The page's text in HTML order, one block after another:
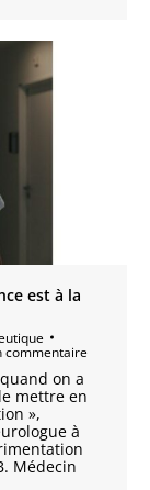
est à la
commentaire
on a
mettre en
»,
à
Médecin